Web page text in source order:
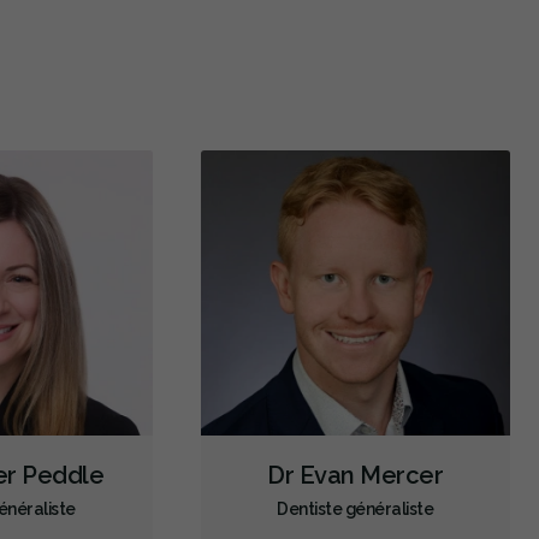
Radiographies numériques
Radiographies panoramiques
Urgence durant les heures de clinique
Greffe osseuse
Extractions de dents et de dents de sagesse
Frénectomies
Prévention des maladies des gencives
Nettoyages dentaires
Scellants
Couronnes
Obturations
Reconstruction complète de la bouche
Incrustations
Anesthésie générale
Sédation - orale
Appareils dentaires
Peddle Dr Evan Mercer
Dentiste généraliste